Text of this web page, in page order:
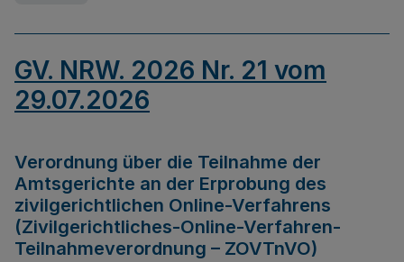
GV. NRW. 2026 Nr. 21 vom
29.07.2026
Verordnung über die Teilnahme der
Amtsgerichte an der Erprobung des
zivilgerichtlichen Online-Verfahrens
(Zivilgerichtliches-Online-Verfahren-
Teilnahmeverordnung – ZOVTnVO)